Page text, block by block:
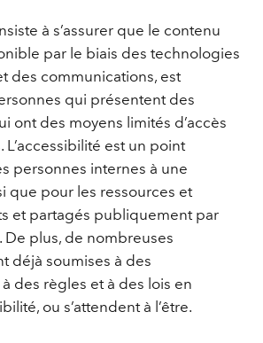
à s’assurer que le contenu
par le biais des technologies
des communications, est
qui présentent des
ont des moyens limités d’accès
L’accessibilité est un point
personnes internes à une
que pour les ressources et
et partagés publiquement par
De plus, de nombreuses
déjà soumises à des
des règles et à des lois en
ou s’attendent à l’être.